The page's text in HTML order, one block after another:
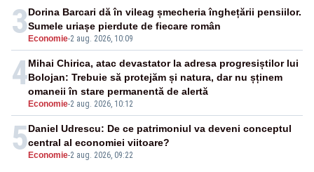
3Economie-2 aug. 2026, 10:09
Dorina Barcari dă în vileag șmecheria înghețării pensiilor.
Sumele uriașe pierdute de fiecare român
4
Economie-2 aug. 2026, 10:12
Mihai Chirica, atac devastator la adresa progresiștilor lui
Bolojan: Trebuie să protejăm și natura, dar nu șținem
omaneii în stare permanentă de alertă
5Economie-2 aug. 2026, 09:22
Daniel Udrescu: De ce patrimoniul va deveni conceptul
central al economiei viitoare?